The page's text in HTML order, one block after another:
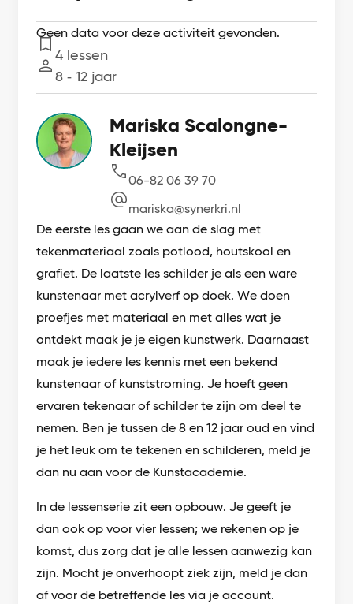
Geen data voor deze activiteit gevonden.
Lessen
4 lessen
Leeftijd
8 ‐ 12 jaar
Mariska Scalongne-
Kleijsen
06-82 06 39 70
mariska@synerkri.nl
De eerste les gaan we aan de slag met
tekenmateriaal zoals potlood, houtskool en
grafiet. De laatste les schilder je als een ware
kunstenaar met acrylverf op doek. We doen
proefjes met materiaal en met alles wat je
ontdekt maak je je eigen kunstwerk. Daarnaast
maak je iedere les kennis met een bekend
kunstenaar of kunststroming. Je hoeft geen
ervaren tekenaar of schilder te zijn om deel te
nemen. Ben je tussen de 8 en 12 jaar oud en vind
je het leuk om te tekenen en schilderen, meld je
dan nu aan voor de Kunstacademie.
In de lessenserie zit een opbouw. Je geeft je
dan ook op voor vier lessen; we rekenen op je
komst, dus zorg dat je alle lessen aanwezig kan
zijn. Mocht je onverhoopt ziek zijn, meld je dan
af voor de betreffende les via je account.